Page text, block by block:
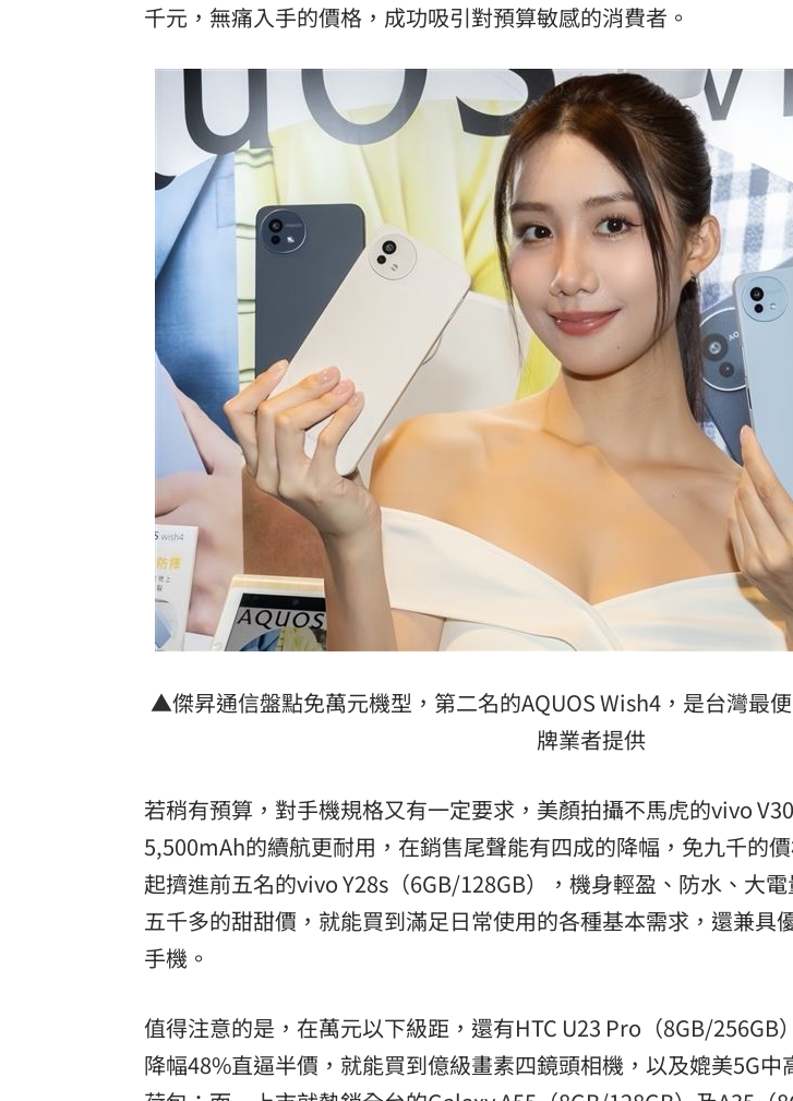
千元，無痛入手的價格，成功吸引對預算敏感的消費者。
▲傑昇通信盤點免萬元機型，第二名的AQUOS Wish4，是台灣最
牌業者提供
若稍有預算，對手機規格又有一定要求，美顏拍攝不馬虎的vivo
5,500mAh的續航更耐用，在銷售尾聲能有四成的降幅，免九千的
起擠進前五名的vivo Y28s（6GB/128GB），機身輕盈、防水、大
五千多的甜甜價，就能買到滿足日常使用的各種基本需求，還兼具
手機。
值得注意的是，在萬元以下級距，還有HTC U23 Pro（8GB/256GB
降幅48%直逼半價，就能買到億級畫素四鏡頭相機，以及媲美5G